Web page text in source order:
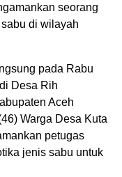
seorang
di wilayah
pada Rabu
Desa Rih
Aceh
Warga Desa Kuta
petugas
jenis sabu untuk